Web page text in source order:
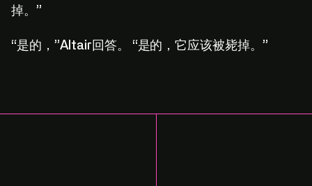
掉。”
“是的，”Altair回答。 “是的，它应该被毙掉。”